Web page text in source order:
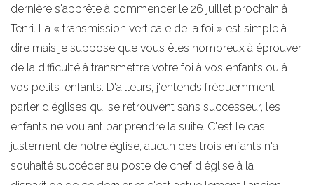
dernière s'apprête à commencer le 26 juillet prochain à
Tenri. La « transmission verticale de la foi » est simple à
dire mais je suppose que vous êtes nombreux à éprouver
de la difficulté à transmettre votre foi à vos enfants ou à
vos petits-enfants. D'ailleurs, j'entends fréquemment
parler d'églises qui se retrouvent sans successeur, les
enfants ne voulant par prendre la suite. C'est le cas
justement de notre église, aucun des trois enfants n'a
souhaité succéder au poste de chef d'église à la